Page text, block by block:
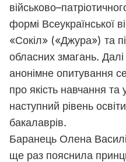
формі Всеукраїнської
«Сокіл» («Джура») та
обласних змагань.
анонімне опитування
про якість навчання та
наступний рівень
бакалаврів.
Баранець Олена
ще раз пояснила